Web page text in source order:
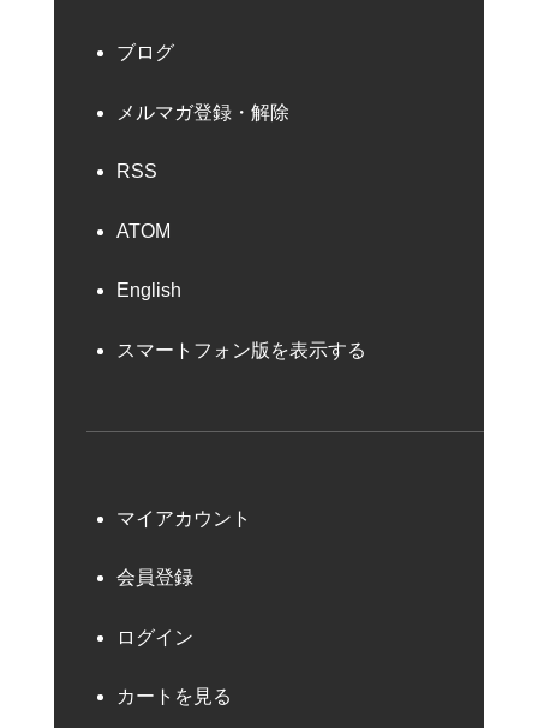
ブログ
メルマガ登録・解除
RSS
ATOM
English
スマートフォン版を表示する
マイアカウント
会員登録
ログイン
カートを見る